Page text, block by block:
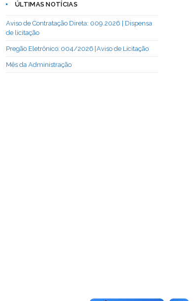
ÚLTIMAS NOTÍCIAS
Aviso de Contratação Direta: 009.2026 | Dispensa
de licitação
Pregão Eletrônico: 004/2026 | Aviso de Licitação
Mês da Administração